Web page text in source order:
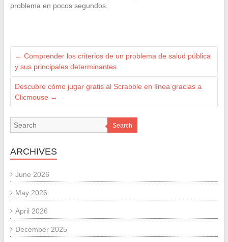
problema en pocos segundos.
← Comprender los criterios de un problema de salud pública
y sus principales determinantes
Descubre cómo jugar gratis al Scrabble en línea gracias a
Clicmouse →
Search
ARCHIVES
June 2026
May 2026
April 2026
December 2025